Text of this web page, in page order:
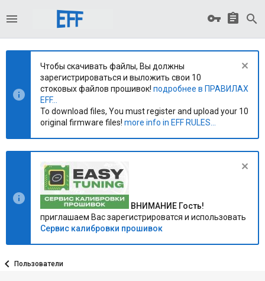
Чтобы скачивать файлы, Вы должны
зарегистрироваться и выложить свои 10
стоковых файлов прошивок! подробнее в ПРАВИЛАХ
EFF...
To download files, You must register and upload your 10
original firmware files! more info in EFF RULES...
ВНИМАНИЕ Гость!
приглашаем Вас зарегистрироватся и использовать
Сервис калибровки прошивок
Пользователи